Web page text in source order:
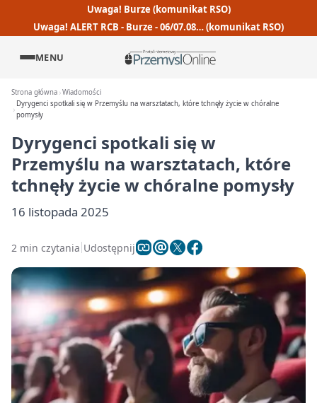
Uwaga! Burze (komunikat RSO)
Uwaga! ALERT RCB - Burze - 06/07.08… (komunikat RSO)
MENU
Strona główna Wiadomości
Dyrygenci spotkali się w Przemyślu na warsztatach, które tchnęły życie w chóralne
pomysły
Dyrygenci spotkali się w
Przemyślu na warsztatach, które
tchnęły życie w chóralne pomysły
16 listopada 2025
2 min czytania Udostępnij